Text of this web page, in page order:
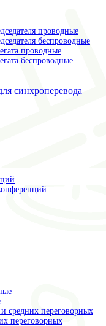
проводные
беспроводные
проводные
беспроводные
синхроперевода
средних переговорных
переговорных